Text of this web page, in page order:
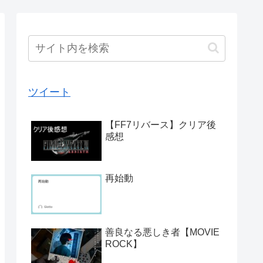
ツイート
【FF7リバース】クリア後
感想
再始動
善良なる悪しき者【MOVIE
ROCK】